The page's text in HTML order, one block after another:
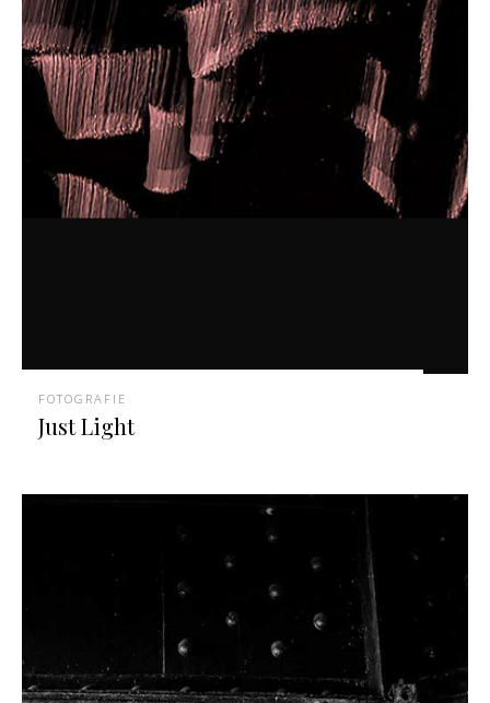
FOTOGRAFIE
Just Light